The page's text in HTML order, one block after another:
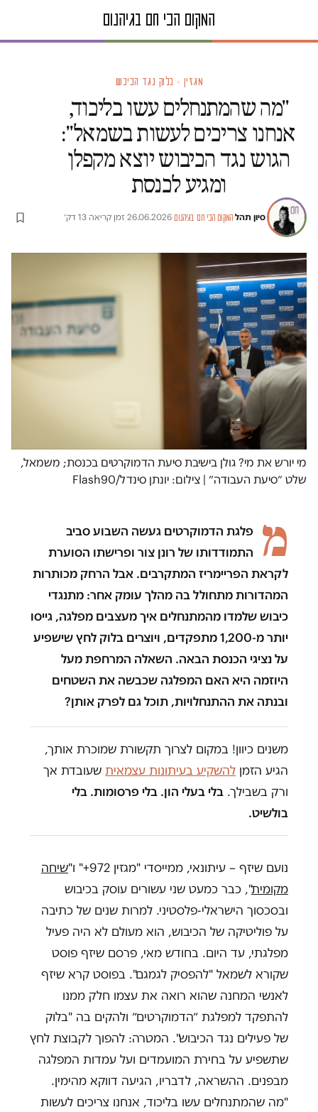
מגזין · בלוק נגד הכיבוש
"מה שהמתנחלים עשו בליכוד,
אנחנו צריכים לעשות בשמאל":
הגוש נגד הכיבוש יוצא מקפלן
ומגיע לכנסת
סיון תהל·המקום הכי חם בגיהנום·
26.06.2026
·זמן קריאה 13 דק׳
מי יורש את מי? גולן בישיבת סיעת הדמוקרטים בכנסת; משמאל,
שלט ״סיעת העבודה״ | צילום: יונתן סינדל/Flash90
מ
פלגת הדמוקרטים געשה השבוע סביב
התמודדותו של רונן צור ופרישתו הסוערת
לקראת הפריימריז המתקרבים. אבל הרחק מכותרות
המהדורות מתחולל בה מהלך עומק אחר: מתנגדי
כיבוש שלמדו מהמתנחלים איך מעצבים מפלגה, גייסו
יותר מ-1,200 מתפקדים, ויוצרים בלוק לחץ שישפיע
על נציגי הכנסת הבאה. השאלה המרחפת מעל
היוזמה היא האם המפלגה שכבשה את השטחים
ובנתה את ההתנחלויות, תוכל גם לפרק אותן?
משנים כיוון! במקום לצרוך תקשורת שמוכרת אותך,
הגיע הזמן להשקיע בעיתונות עצמאית שעובדת אך
ורק בשבילך. בלי בעלי הון. בלי פרסומות. בלי
בולשיט.
נועם שיזף – עיתונאי, ממייסדי "מגזין 972+" ו"
שיחה
מקומית", כבר כמעט שני עשורים עוסק בכיבוש
ובסכסוך הישראלי-פלסטיני. למרות שנים של כתיבה
על פוליטיקה של הכיבוש, הוא מעולם לא היה פעיל
מפלגתי, עד היום. בחודש מאי, פרסם שיזף פוסט
שקורא לשמאל "להפסיק לגמגם". בפוסט קרא שיזף
לאנשי המחנה שהוא רואה את עצמו חלק ממנו
להתפקד למפלגת ״הדמוקרטים״ ולהקים בה "בלוק
של פעילים נגד הכיבוש". המטרה: להפוך לקבוצת לחץ
שתשפיע על בחירת המועמדים ועל עמדות המפלגה
מבפנים. ההשראה, לדבריו, הגיעה דווקא מהימין.
"מה שהמתנחלים עשו בליכוד, אנחנו צריכים לעשות